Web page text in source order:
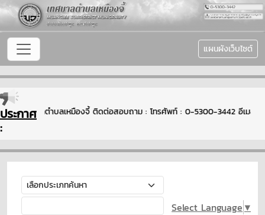
แผนผังเว็บไซต์
ประกาศ
:
าสู่เทศบาลตำบลเหมืองจี้ ติดต่อสอบถาม : โทรศัพท์ : 0-5300-3442 อีเมล์ :
Select Language ▼